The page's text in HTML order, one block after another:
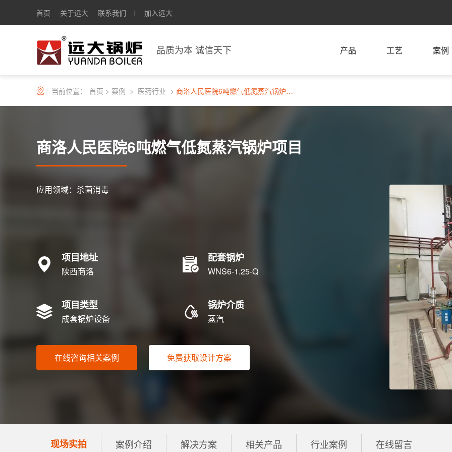
首页 关于远大 联系我们 加入远大
品质为本 诚信天下 产品 工艺 案例
当前位置： 首页 > 案例 > 医药行业 > 商洛人民医院6吨燃气低氮蒸汽锅炉项目
商洛人民医院6吨燃气低氮蒸汽锅炉项目
应用领域：杀菌消毒
项目地址
陕西商洛
配套锅炉
WNS6-1.25-Q
项目类型
成套锅炉设备
锅炉介质
蒸汽
在线咨询相关案例 免费获取设计方案
现场实拍 案例介绍 解决方案 相关产品 行业案例 在线留言